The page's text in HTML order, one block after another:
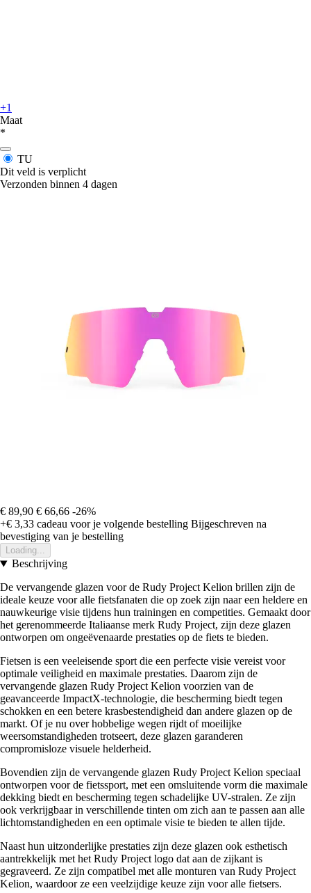
+1
Maat
*
TU
Dit veld is verplicht
Verzonden binnen 4 dagen
€ 89,90 € 66,66 -26%
+€ 3,33 cadeau voor je volgende bestelling Bijgeschreven na
bevestiging van je bestelling
Loading...
Beschrijving
De vervangende glazen voor de Rudy Project Kelion brillen zijn de
ideale keuze voor alle fietsfanaten die op zoek zijn naar een heldere en
nauwkeurige visie tijdens hun trainingen en competities. Gemaakt door
het gerenommeerde Italiaanse merk Rudy Project, zijn deze glazen
ontworpen om ongeëvenaarde prestaties op de fiets te bieden.
Fietsen is een veeleisende sport die een perfecte visie vereist voor
optimale veiligheid en maximale prestaties. Daarom zijn de
vervangende glazen Rudy Project Kelion voorzien van de
geavanceerde ImpactX-technologie, die bescherming biedt tegen
schokken en een betere krasbestendigheid dan andere glazen op de
markt. Of je nu over hobbelige wegen rijdt of moeilijke
weersomstandigheden trotseert, deze glazen garanderen
compromisloze visuele helderheid.
Bovendien zijn de vervangende glazen Rudy Project Kelion speciaal
ontworpen voor de fietssport, met een omsluitende vorm die maximale
dekking biedt en bescherming tegen schadelijke UV-stralen. Ze zijn
ook verkrijgbaar in verschillende tinten om zich aan te passen aan alle
lichtomstandigheden en een optimale visie te bieden te allen tijde.
Naast hun uitzonderlijke prestaties zijn deze glazen ook esthetisch
aantrekkelijk met het Rudy Project logo dat aan de zijkant is
gegraveerd. Ze zijn compatibel met alle monturen van Rudy Project
Kelion, waardoor ze een veelzijdige keuze zijn voor alle fietsers.